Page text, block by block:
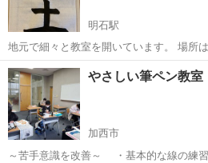
明石駅
地元で細々と教室を開いています。 場所
に合わせて変更可能です ①上池教室 第1.2.3木曜 16:30-17:30 3000
円/月 第1.2.3金曜 16:30-18:00 4500...
兵庫 神戸市 明石駅 書道
やさしい筆ペン教室
加西市
～苦手意識を改善～ ・基本的な線の練